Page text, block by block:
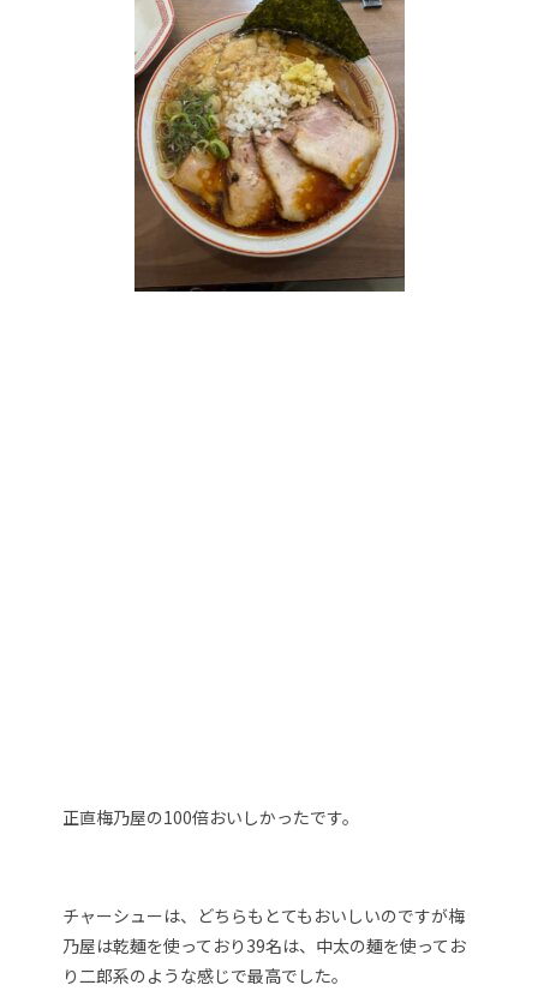
正直梅乃屋の100倍おいしかったです。
チャーシューは、どちらもとてもおいしいのですが梅
乃屋は乾麺を使っており39名は、中太の麺を使ってお
り二郎系のような感じで最高でした。